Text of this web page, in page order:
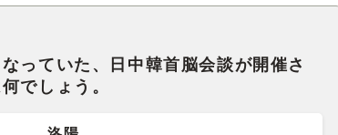
っていた、日中韓首脳会談が開催さ
でしょう。